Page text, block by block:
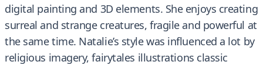
digital painting and 3D elements. She enjoys creating
surreal and strange creatures, fragile and powerful at
the same time. Natalie’s style was influenced a lot by
religious imagery, fairytales illustrations classic